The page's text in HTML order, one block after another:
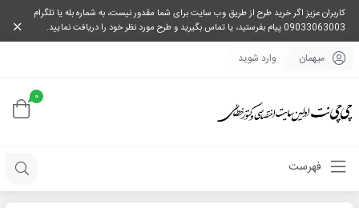
کاربران عزیز اگر خرید طرح از طریق وب سایت برای شما مقدور نیست، به شماره بله یا تلگرام
09033063003 پیام بفرستید، یا تماس بگیرید و طرح مورد نظر خود را دریافت نمایید.
میهمان وارد شوید
0
فهرست